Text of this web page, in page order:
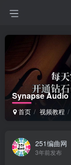
Synapse Audio
首页 视频教程
251编曲网
3年前发布